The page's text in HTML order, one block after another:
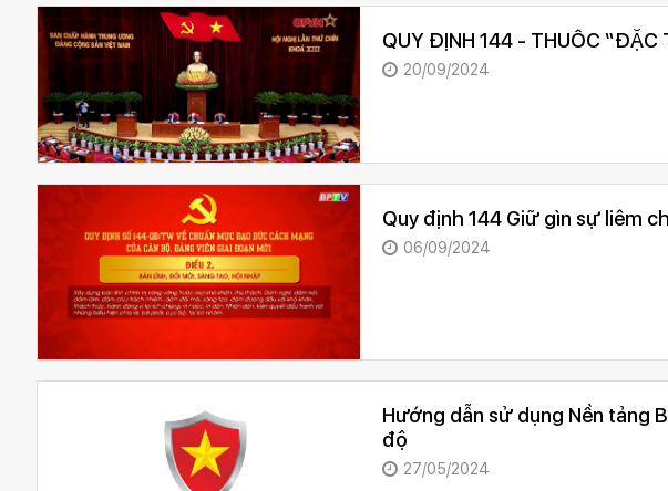
QUY ĐỊNH 144 - THUỐC “ĐẶC
20/09/2024
Quy định 144 Giữ gìn
06/09/2024
Hướng dẫn sử dụng Nền tảng
độ
27/05/2024